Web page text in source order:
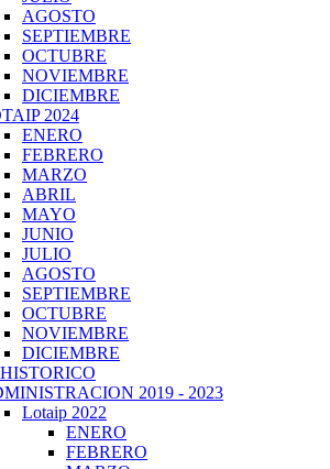
AGOSTO
SEPTIEMBRE
OCTUBRE
NOVIEMBRE
DICIEMBRE
2024
ENERO
FEBRERO
MARZO
ABRIL
MAYO
JUNIO
JULIO
AGOSTO
SEPTIEMBRE
OCTUBRE
NOVIEMBRE
DICIEMBRE
2019 - 2023
Lotaip 2022
ENERO
FEBRERO